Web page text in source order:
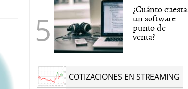
¿Cuánto cuesta
un software
punto de
venta?
COTIZACIONES EN STREAMING